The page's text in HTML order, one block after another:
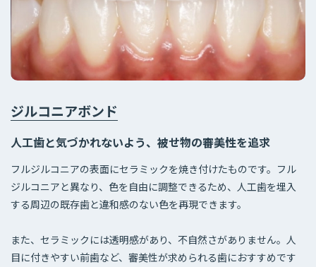
ジルコニアボンド
人工歯と気づかれないよう、被せ物の審美性を追求
フルジルコニアの表面にセラミックを焼き付けたものです。フル
ジルコニアと異なり、色を自由に調整できるため、人工歯を埋入
する周辺の既存歯と違和感のない色を再現できます。
また、セラミックには透明感があり、不自然さがありません。人
目に付きやすい前歯など、審美性が求められる歯におすすめです